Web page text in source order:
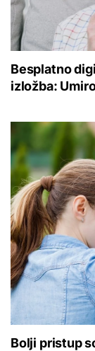
Besplatno
izložba:
Bolji pristup